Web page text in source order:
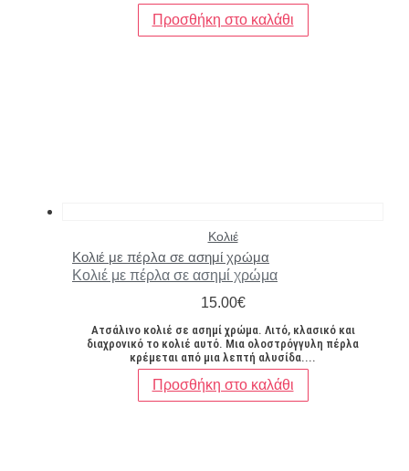
Προσθήκη στο καλάθι
Κολιέ
Κολιέ με πέρλα σε ασημί χρώμα
Κολιέ με πέρλα σε ασημί χρώμα
15.00€
Ατσάλινο κολιέ σε ασημί χρώμα. Λιτό, κλασικό και
διαχρονικό το κολιέ αυτό. Μια ολοστρόγγυλη πέρλα
κρέμεται από μια λεπτή αλυσίδα....
Προσθήκη στο καλάθι